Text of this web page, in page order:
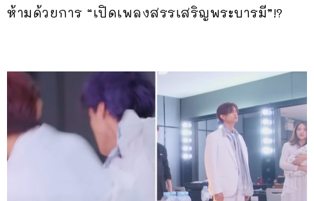
ห้ามด้วยการ “เปิดเพลงสรรเสริญพระบารมี”!?